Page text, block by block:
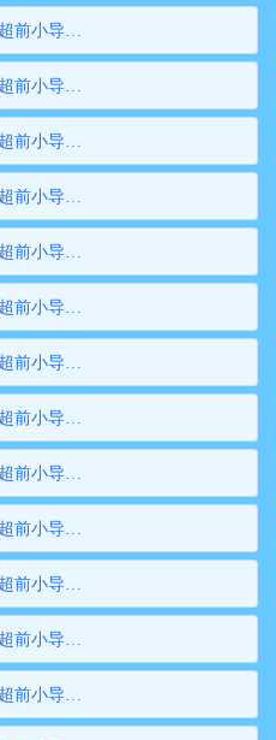
廊坊地质根管,廊坊钢花管,廊坊超前小导管,廊坊边坡支护管,廊坊钢管桩,廊坊隧道注浆管,廊坊管棚管
安次地质根管,安次钢花管,安次超前小导管,安次边坡支护管,安次钢管桩,安次隧道注浆管,安次管棚管
广阳地质根管,广阳钢花管,广阳超前小导管,广阳边坡支护管,广阳钢管桩,广阳隧道注浆管,广阳管棚管
霸州地质根管,霸州钢花管,霸州超前小导管,霸州边坡支护管,霸州钢管桩,霸州隧道注浆管,霸州管棚管
三河地质根管,三河钢花管,三河超前小导管,三河边坡支护管,三河钢管桩,三河隧道注浆管,三河管棚管
衡水地质根管,衡水钢花管,衡水超前小导管,衡水边坡支护管,衡水钢管桩,衡水隧道注浆管,衡水管棚管
桃城地质根管,桃城钢花管,桃城超前小导管,桃城边坡支护管,桃城钢管桩,桃城隧道注浆管,桃城管棚管
枣强地质根管,枣强钢花管,枣强超前小导管,枣强边坡支护管,枣强钢管桩,枣强隧道注浆管,枣强管棚管
武邑地质根管,武邑钢花管,武邑超前小导管,武邑边坡支护管,武邑钢管桩,武邑隧道注浆管,武邑管棚管
武强地质根管,武强钢花管,武强超前小导管,武强边坡支护管,武强钢管桩,武强隧道注浆管,武强管棚管
辛集地质根管,辛集钢花管,辛集超前小导管,辛集边坡支护管,辛集钢管桩,辛集隧道注浆管,辛集管棚管
太原地质根管,太原钢花管,太原超前小导管,太原边坡支护管,太原钢管桩,太原隧道注浆管,太原管棚管
小店地质根管,小店钢花管,小店超前小导管,小店边坡支护管,小店钢管桩,小店隧道注浆管,小店管棚管